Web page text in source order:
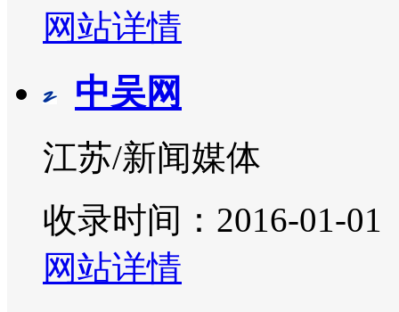
网站详情
中吴网
江苏/新闻媒体
收录时间：2016-01-01
网站详情